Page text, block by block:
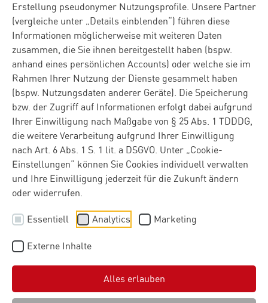
Erstellung pseudonymer Nutzungsprofile. Unsere Partner
(vergleiche unter „Details einblenden“) führen diese
Informationen möglicherweise mit weiteren Daten
zusammen, die Sie ihnen bereitgestellt haben (bspw.
anhand eines persönlichen Accounts) oder welche sie im
Rahmen Ihrer Nutzung der Dienste gesammelt haben
(bspw. Nutzungsdaten anderer Geräte). Die Speicherung
bzw. der Zugriff auf Informationen erfolgt dabei aufgrund
Ihrer Einwilligung nach Maßgabe von § 25 Abs. 1 TDDDG,
die weitere Verarbeitung aufgrund Ihrer Einwilligung
nach Art. 6 Abs. 1 S. 1 lit. a DSGVO. Unter „Cookie-
Einstellungen“ können Sie Cookies individuell verwalten
und Ihre Einwilligung jederzeit für die Zukunft ändern
oder widerrufen.
Essentiell Analytics Marketing
Externe Inhalte
Alles erlauben